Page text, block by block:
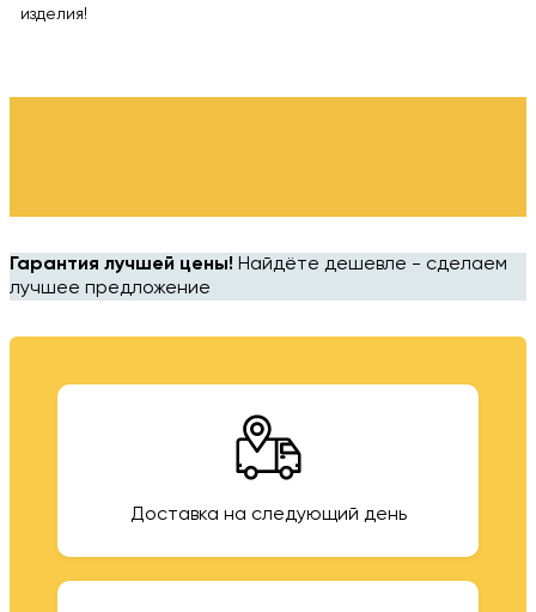
изделия!
Гарантия лучшей цены! Найдёте дешевле - сделаем
лучшее предложение
Доставка на следующий день